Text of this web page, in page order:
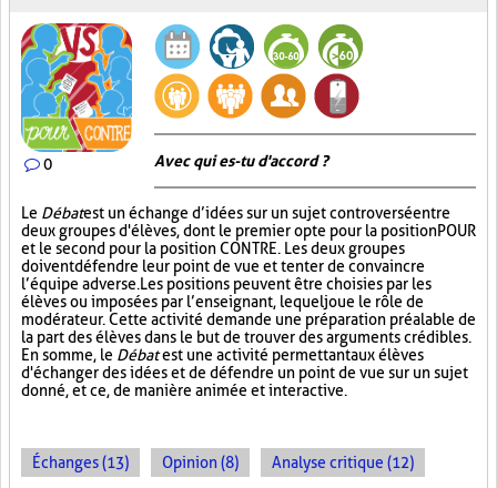
0 Avec qui es-tu d'accord ?
Le Débatest un échange d’idées sur un sujet controversé entre
deux groupes d'élèves, dont le premier opte pour la position POUR
et le second pour la position CONTRE. Les deux groupes
doivent défendre leur point de vue et tenter de convaincre
l’équipe adverse. Les positions peuvent être choisies par les
élèves ou imposées par l’enseignant, lequel joue le rôle de
modérateur. Cette activité demande une préparation préalable de
la part des élèves dans le but de trouver des arguments crédibles.
En somme, le Débatest une activité permettant aux élèves
d'échanger des idées et de défendre un point de vue sur un sujet
donné, et ce, de manière animée et interactive.
Échanges (13) Opinion (8) Analyse critique (12)